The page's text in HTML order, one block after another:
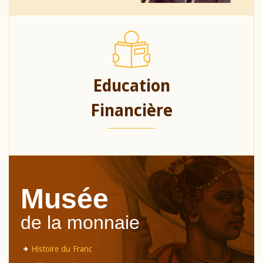
Education
Financière
Musée
de la monnaie
Histoire du Franc